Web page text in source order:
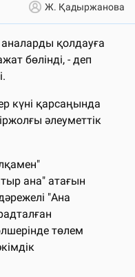
Ж. Қадыржанова
қолдауға
бөлінді, - деп
күні қарсаңында
әлеуметтік
ана" атағын
"Ана
төлем